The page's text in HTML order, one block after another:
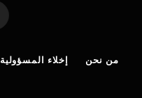
من نحن إخلاء المسؤولية